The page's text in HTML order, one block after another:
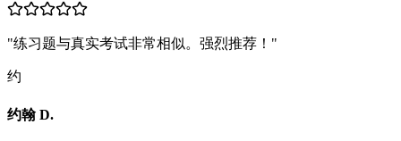
"练习题与真实考试非常相似。强烈推荐！ "
约
约翰 D.